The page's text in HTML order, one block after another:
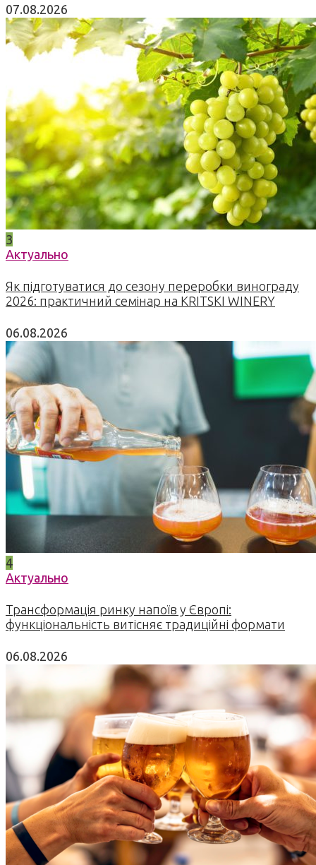
07.08.2026
3
Актуально
Як підготуватися до сезону переробки винограду
2026: практичний семінар на KRITSKI WINERY
06.08.2026
4
Актуально
Трансформація ринку напоїв у Європі:
функціональність витісняє традиційні формати
06.08.2026